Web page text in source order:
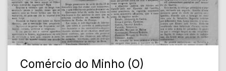
Comércio do Minho (O)